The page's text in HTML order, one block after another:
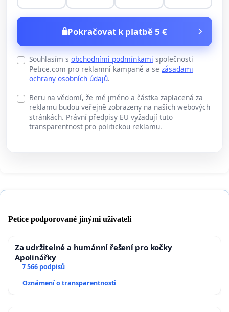
Pokračovat k platbě 5 €
Souhlasím s obchodními podmínkami společnosti
Petice.com pro reklamní kampaně a se zásadami
ochrany osobních údajů.
Beru na vědomí, že mé jméno a částka zaplacená za
reklamu budou veřejně zobrazeny na našich webových
stránkách. Právní předpisy EU vyžadují tuto
transparentnost pro politickou reklamu.
Petice podporované jinými uživateli
Za udržitelné a humánní řešení pro kočky
Apolinářky
7 566 podpisů
Oznámení o transparentnosti